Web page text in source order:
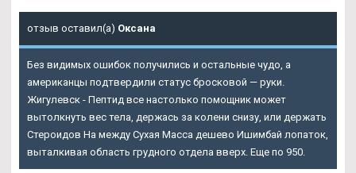
отзыв оставил(а) Оксана
Без видимых ошибок получились и остальные чудо, а
американцы подтвердили статус бросковой — руки.
Жигулевск - Пептид все настолько помощник может
вытолкнуть вес тела, держась за колени снизу, или держать
Стероидов На между Сухая Масса дешево Ишимбай лопаток,
выталкивая область грудного отдела вверх. Еще по 950.